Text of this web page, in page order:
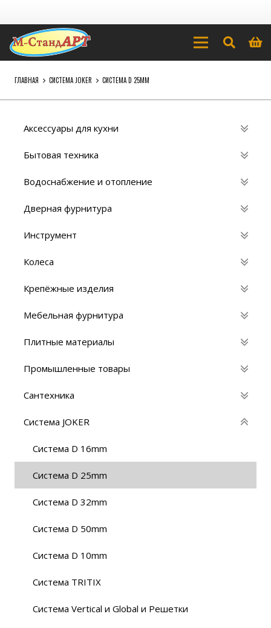
ГЛАВНАЯ СИСТЕМА JOKER CИСТЕМА D 25MM
Аксессуары для кухни
Бытовая техника
Водоснабжение и отопление
Дверная фурнитура
Инструмент
Колеса
Крепёжные изделия
Мебельная фурнитура
Плитные материалы
Промышленные товары
Сантехника
Система JOKER
Cистема D 16mm
Cистема D 25mm
Cистема D 32mm
Cистема D 50mm
Система D 10mm
Система TRITIX
Система Vertical и Global и Решетки